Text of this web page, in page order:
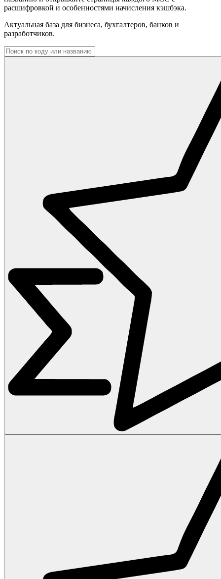
расшифровкой и особенностями начисления кэшбэка.
Актуальная база для бизнеса, бухгалтеров, банков и
разработчиков.